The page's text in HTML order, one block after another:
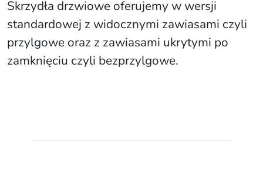
Skrzydła drzwiowe oferujemy w wersji
standardowej z widocznymi zawiasami czyli
przylgowe oraz z zawiasami ukrytymi po
zamknięciu czyli bezprzylgowe.